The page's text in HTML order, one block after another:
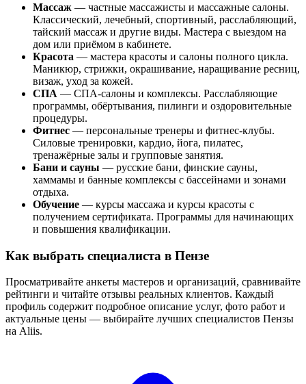
Массаж — частные массажисты и массажные салоны.
Классический, лечебный, спортивный, расслабляющий,
тайский массаж и другие виды. Мастера с выездом на
дом или приёмом в кабинете.
Красота — мастера красоты и салоны полного цикла.
Маникюр, стрижки, окрашивание, наращивание ресниц,
визаж, уход за кожей.
СПА — СПА-салоны и комплексы. Расслабляющие
программы, обёртывания, пилинги и оздоровительные
процедуры.
Фитнес — персональные тренеры и фитнес-клубы.
Силовые тренировки, кардио, йога, пилатес,
тренажёрные залы и групповые занятия.
Бани и сауны — русские бани, финские сауны,
хаммамы и банные комплексы с бассейнами и зонами
отдыха.
Обучение — курсы массажа и курсы красоты с
получением сертификата. Программы для начинающих
и повышения квалификации.
Как выбрать специалиста в Пензе
Просматривайте анкеты мастеров и организаций, сравнивайте
рейтинги и читайте отзывы реальных клиентов. Каждый
профиль содержит подробное описание услуг, фото работ и
актуальные цены — выбирайте лучших специалистов Пензы
на Aliis.